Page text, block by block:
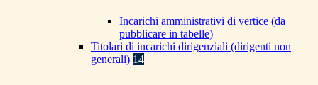
Incarichi amministrativi di vertice (da
pubblicare in tabelle)
Titolari di incarichi dirigenziali (dirigenti non
generali) 14